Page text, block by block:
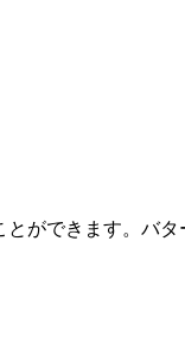
ができます。バ